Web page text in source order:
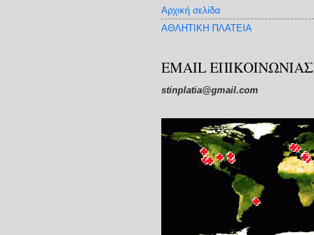
Αρχική σελίδα
ΑΘΛΗΤΙΚΗ ΠΛΑΤΕΙΑ
EMAIL ΕΠΙΚΟΙΝΩΝΙΑΣ
stinplatia@gmail.com